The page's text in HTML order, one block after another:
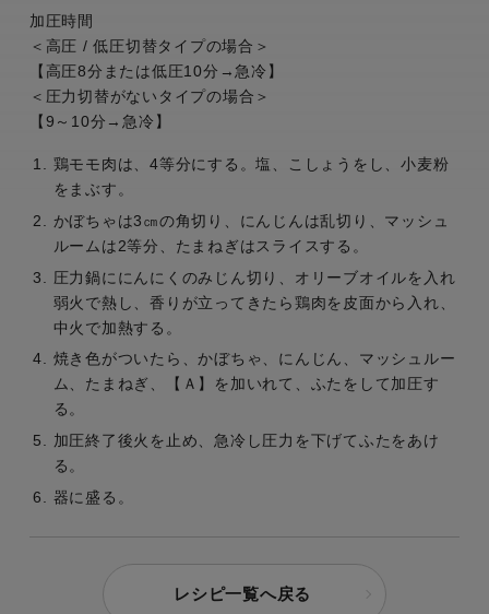
加圧時間
＜高圧 / 低圧切替タイプの場合＞
【高圧8分または低圧10分→急冷】
＜圧力切替がないタイプの場合＞
【9～10分→急冷】
鶏モモ肉は、4等分にする。塩、こしょうをし、小麦粉
をまぶす。
かぼちゃは3㎝の角切り、にんじんは乱切り、マッシュ
ルームは2等分、たまねぎはスライスする。
圧力鍋ににんにくのみじん切り、オリーブオイルを入れ
弱火で熱し、香りが立ってきたら鶏肉を皮面から入れ、
中火で加熱する。
焼き色がついたら、かぼちゃ、にんじん、マッシュルー
ム、たまねぎ、【Ａ】を加いれて、ふたをして加圧す
る。
加圧終了後火を止め、急冷し圧力を下げてふたをあけ
る。
器に盛る。
レシピ一覧へ戻る